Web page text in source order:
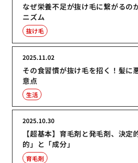
なぜ栄養不足が抜け毛に繋がるの
ニズム
抜け毛
その食習慣が抜け毛を招く！髪に
意点
2025.11.02
生活
【超基本】育毛剤と発毛剤、決定
的」と「成分」
2025.10.30
育毛剤